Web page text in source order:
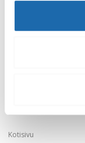
Softcare tarjoaa
Sivut
Kotisivu